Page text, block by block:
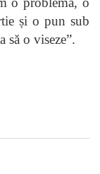
și o pun sub
să o viseze”.